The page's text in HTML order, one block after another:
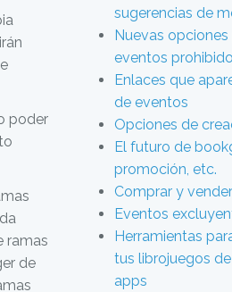
poder
ramas
de
sugerencias de
Nuevas
eventos
Enlaces que
de eventos
Opciones de
El futuro de
promoción, etc.
Comprar y vender
Eventos
Herramientas
tus librojuegos
apps